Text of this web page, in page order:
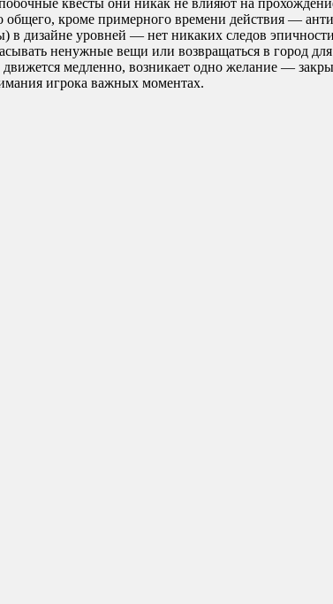
кроме примерного времени действия —
в дизайне уровней — нет никаких следов
ненужные вещи или возвращаться в город
медленно, возникает одно желание —
игрока важных моментах.